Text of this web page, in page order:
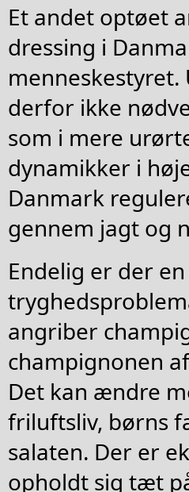
Et andet optøet
dressing i
derfor ikke
som i mere
dynamikker i
Danmark
gennem jagt og
Endelig er der
angriber
champignonen
Det kan ændre
friluftsliv, børns
salaten. Der er
opholdt sig tæt